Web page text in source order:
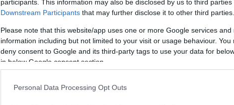
participants. This information may also be disclosed by us to third parties
Downstream Participants that may further disclose it to other third parties.
Please note that this website/app uses one or more Google services
information including but not limited to your visit or usage behaviour.
deny consent to Google and its third-party tags to use your data for
in below Google consent section.
Personal Data Processing Opt Outs